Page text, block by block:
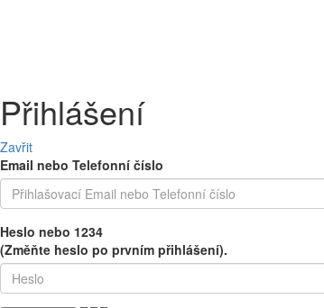
Přihlášení
Zavřit
Email nebo Telefonní číslo
Heslo nebo 1234
(Změňte heslo po prvním přihlášení).